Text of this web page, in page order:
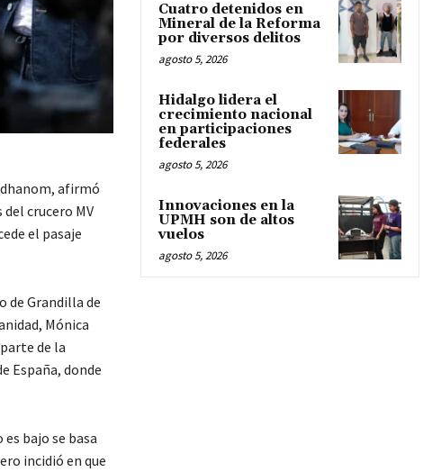
afirmó
crucero MV
el pasaje
de Grandilla de
Mónica
de la
España, donde
bajo se basa
incidió en que
Cuatro detenidos en
Mineral de la Reforma
por diversos delitos
agosto 5, 2026
Hidalgo lidera el
crecimiento nacional
en participaciones
federales
agosto 5, 2026
Innovaciones en la
UPMH son de altos
vuelos
agosto 5, 2026